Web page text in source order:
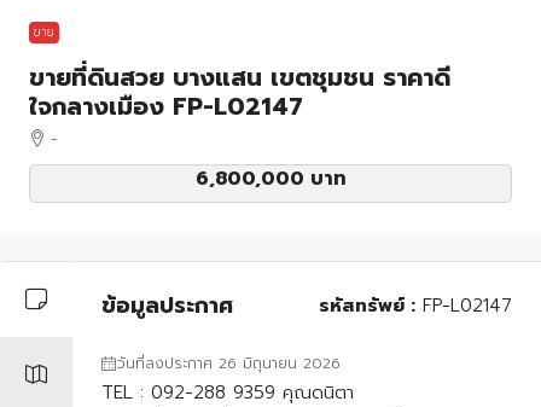
ขาย
ขายที่ดินสวย บางแสน เขตชุมชน ราคาดี
ใจกลางเมือง FP-L02147
-
6,800,000 บาท
ข้อมูลประกาศ รหัสทรัพย์ : FP-L02147
วันที่ลงประกาศ 26 มิถุนายน 2026
TEL : 092-288 9359 คุณดนิตา